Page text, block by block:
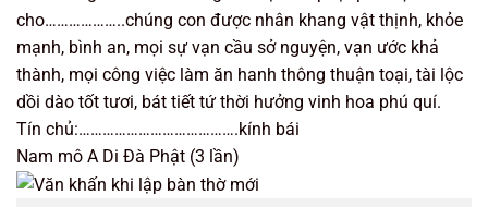
cho………………..chúng con được nhân khang vật thịnh, khỏe
mạnh, bình an, mọi sự vạn cầu sở nguyện, vạn ước khả
thành, mọi công việc làm ăn hanh thông thuận toại, tài lộc
dồi dào tốt tươi, bát tiết tứ thời hưởng vinh hoa phú quí.
Tín chủ:………………………………….kính bái
Nam mô A Di Đà Phật (3 lần)